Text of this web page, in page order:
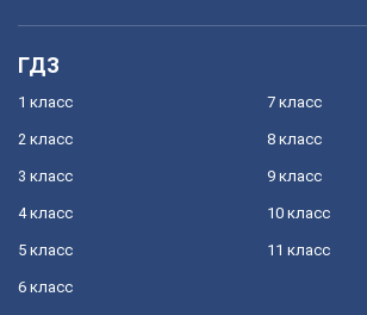
ГДЗ
1 класс
2 класс
3 класс
4 класс
5 класс
6 класс
7 класс
8 класс
9 класс
10 класс
11 класс